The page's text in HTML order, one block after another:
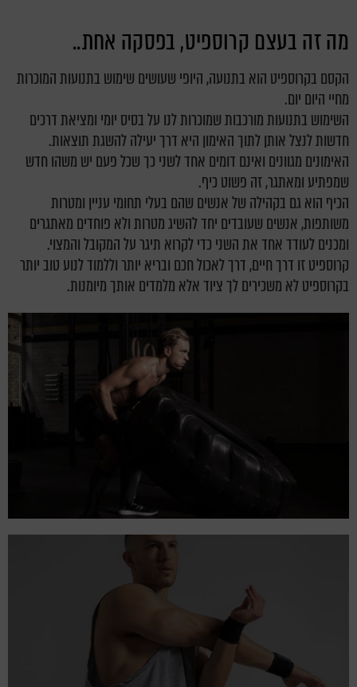
מה זה בעצם קרוספיט, בפסקה אחת..
הקסם בקרוספיט הוא בתנועה, היופי שעושים שימוש בתנועות המוכרות
מחיי היום יום.
השימוש בתנועות מורכבות שמוכרות לנו על בסיס יומי ומציאת דרכים
חדשות לנצל אותן לתוך האימון היא דרך יעילה להשגת תוצאות.
האימונים מגוונים ואינם דומים אחד לשני כך שכל פעם יש משהו חדש
שמפתיע ומאתגר, זה פשוט כיף.
הכיף הוא גם בקהילה של אנשים שהם בעלי תחומי עניין ומטרות
משותפות, אנשים שעובדים יחד להשיג מטרות ולא פוחדים מאתגרים
ומכנים לעודד אחד את השני כדי לקרוא תיגר על המקובל והמצוי.
קרוספיט זו דרך חיים, דרך לאכול חכם ובריא יותר וללמוד לנוע טוב יותר
בקרוספיט לא משכירים לך ציוד אלא מלמדים אותך מיומנות.